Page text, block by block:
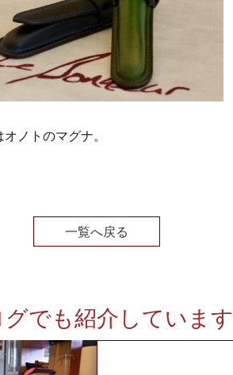
ノトのマグナ。
一覧へ戻る
でも紹介しています